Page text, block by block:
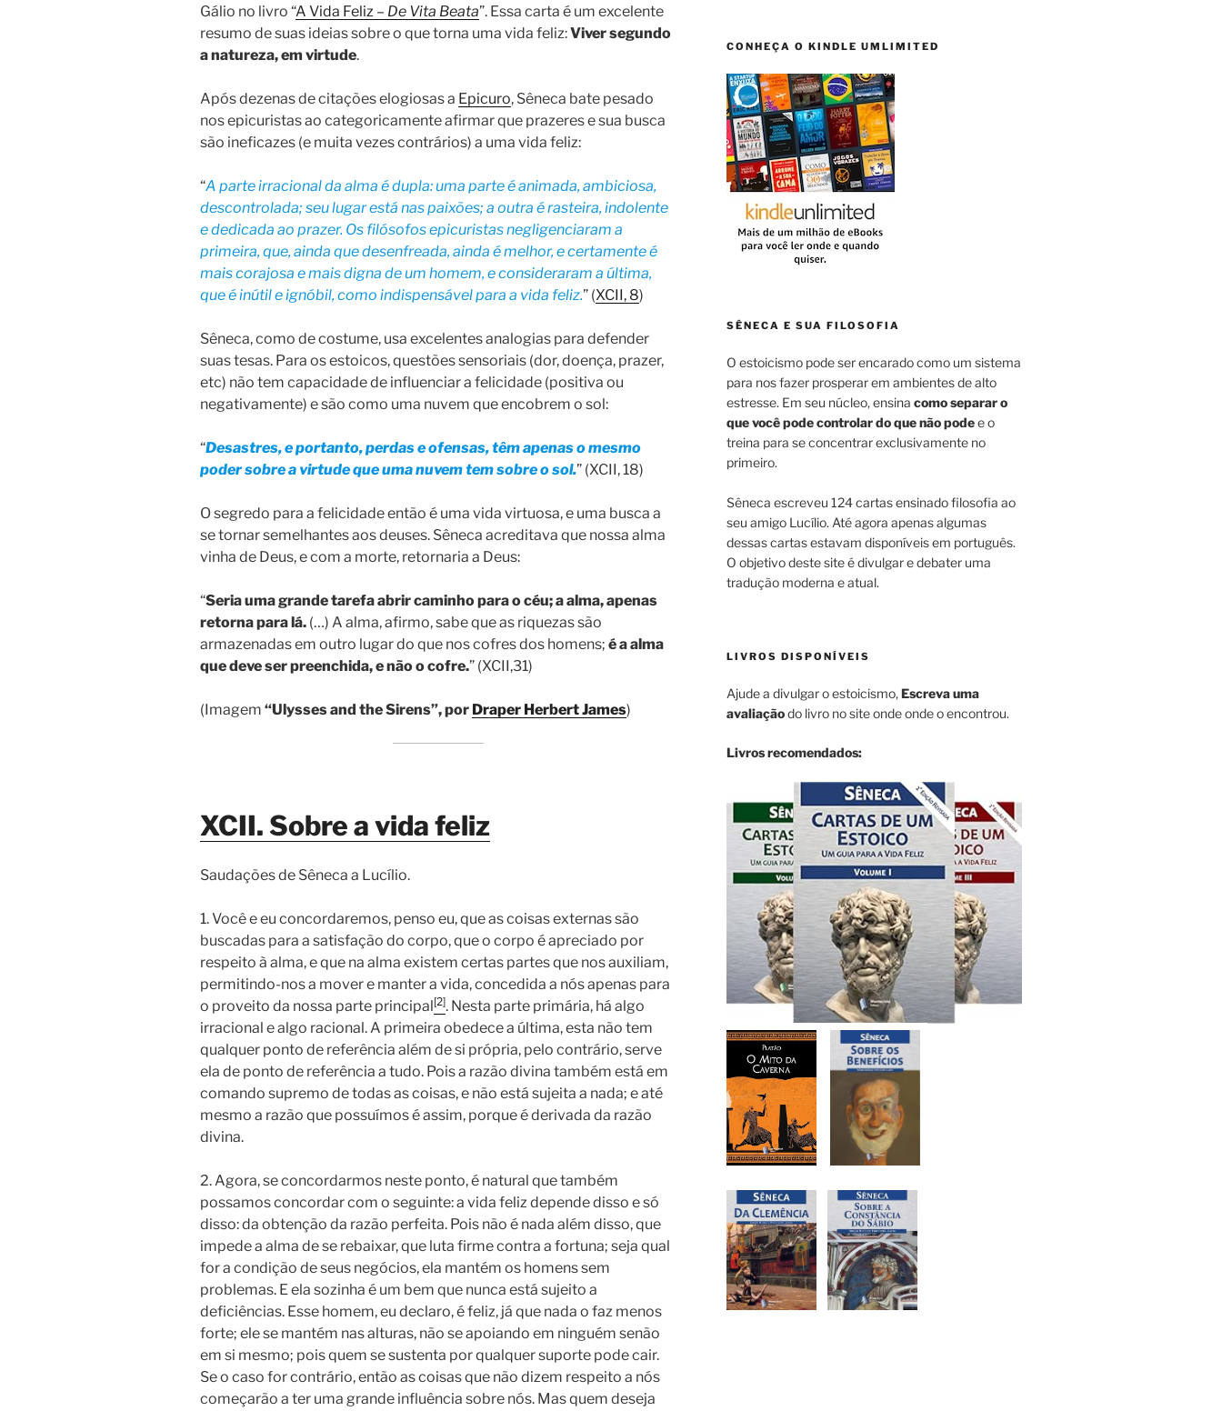
Gálio no livro “A Vida Feliz – De Vita Beata”. Essa carta é um excelente
resumo de suas ideias sobre o que torna uma vida feliz:Viver segundo
a natureza, em virtude.
Após dezenas de citações elogiosas a Epicuro, Sêneca bate pesado
nos epicuristas ao categoricamente afirmar que prazeres e sua busca
são ineficazes (e muita vezes contrários) a uma vida feliz:
“A parte irracional da alma é dupla: uma parte é animada, ambiciosa,
descontrolada; seu lugar está nas paixões; a outra é rasteira, indolente
e dedicada ao prazer. Os filósofos epicuristas negligenciaram a
primeira, que, ainda que desenfreada, ainda é melhor, e certamente é
mais corajosa e mais digna de um homem, e consideraram a última,
que é inútil e ignóbil, como indispensável para a vida feliz.” (XCII, 8)
Sêneca, como de costume, usa excelentes analogias para defender
suas tesas. Para os estoicos, questões sensoriais (dor, doença, prazer,
etc) não tem capacidade de influenciar a felicidade (positiva ou
negativamente) e são como uma nuvem que encobrem o sol:
“Desastres, e portanto, perdas e ofensas, têm apenas o mesmo
poder sobre a virtude que uma nuvem tem sobre o sol.” (XCII, 18)
O segredo para a felicidade então é uma vida virtuosa, e uma busca a
se tornar semelhantes aos deuses. Sêneca acreditava que nossa alma
vinha de Deus, e com a morte, retornaria a Deus:
“Seria uma grande tarefa abrir caminho para o céu; a alma, apenas
retorna para lá. (…) A alma, afirmo, sabe que as riquezas são
armazenadas em outro lugar do que nos cofres dos homens; é a alma
que deve ser preenchida, e não o cofre.” (XCII,31)
(Imagem “Ulysses and the Sirens”, por Draper Herbert James)
XCII. Sobre a vida feliz
Saudações de Sêneca a Lucílio.
1. Você e eu concordaremos, penso eu, que as coisas externas são
buscadas para a satisfação do corpo, que o corpo é apreciado por
respeito à alma, e que na alma existem certas partes que nos auxiliam,
permitindo-nos a mover e manter a vida, concedida a nós apenas para
o proveito da nossa parte principal [2]. Nesta parte primária, há algo
irracional e algo racional. A primeira obedece a última, esta não tem
qualquer ponto de referência além de si própria, pelo contrário, serve
ela de ponto de referência a tudo. Pois a razão divina também está em
comando supremo de todas as coisas, e não está sujeita a nada; e até
mesmo a razão que possuímos é assim, porque é derivada da razão
divina.
2. Agora, se concordarmos neste ponto, é natural que também
possamos concordar com o seguinte: a vida feliz depende disso e só
disso: da obtenção da razão perfeita. Pois não é nada além disso, que
impede a alma de se rebaixar, que luta firme contra a fortuna; seja qual
for a condição de seus negócios, ela mantém os homens sem
problemas. E ela sozinha é um bem que nunca está sujeito a
deficiências. Esse homem, eu declaro, é feliz, já que nada o faz menos
forte; ele se mantém nas alturas, não se apoiando em ninguém senão
em si mesmo; pois quem se sustenta por qualquer suporte pode cair.
Se o caso for contrário, então as coisas que não dizem respeito a nós
começarão a ter uma grande influência sobre nós. Mas quem deseja
CONHEÇA O KINDLE UMLIMITED
SÊNECA E SUA FILOSOFIA
O estoicismo pode ser encarado como um sistema
para nos fazer prosperar em ambientes de alto
estresse. Em seu núcleo, ensina como separar o
que você pode controlar do que não podee o
treina para se concentrar exclusivamente no
primeiro.
Sêneca escreveu 124 cartas ensinado filosofia ao
seu amigo Lucílio. Até agora apenas algumas
dessas cartas estavam disponíveis em português.
O objetivo deste site é divulgar e debater uma
tradução moderna e atual.
LIVROS DISPONÍVEIS
Ajude a divulgar o estoicismo,Escreva uma
avaliaçãodo livro no site onde onde o encontrou.
Livros recomendados: